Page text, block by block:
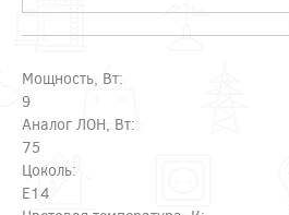
Мощность, Вт:
9
Аналог ЛОН, Вт:
75
Цоколь:
E14